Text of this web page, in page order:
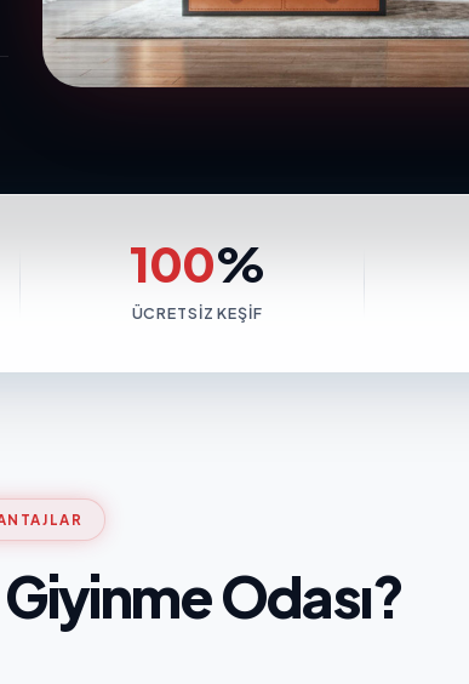
100%
ÜCRETSIZ KEŞIF
Odası?